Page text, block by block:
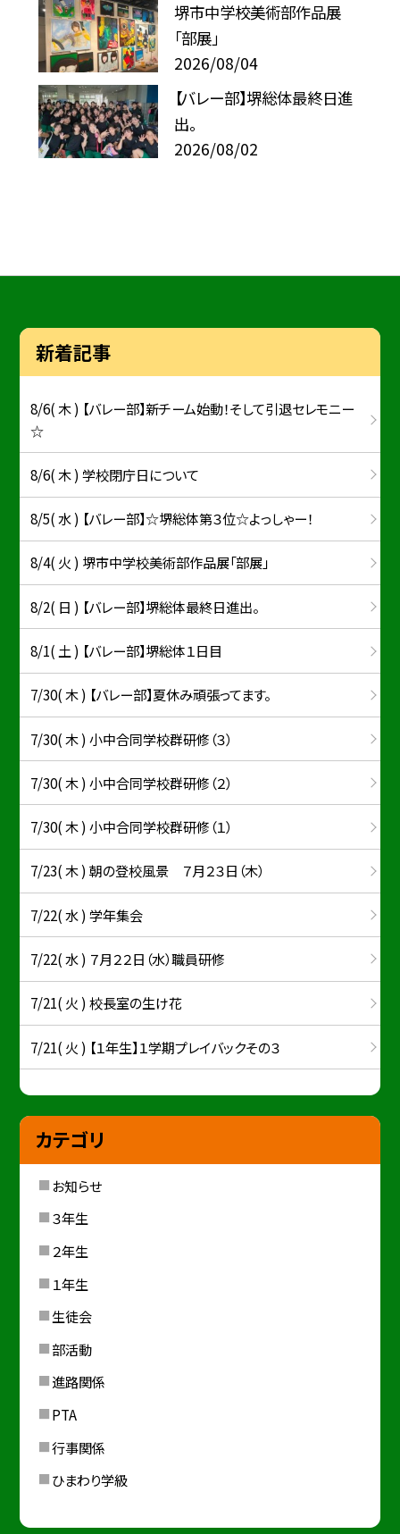
堺市中学校美術部作品展
「部展」
2026/08/04
【バレー部】堺総体最終日進
出。
2026/08/02
新着記事
8/6( 木 ) 【バレー部】新チーム始動！そして引退セレモニー
☆
8/6( 木 ) 学校閉庁日について
8/5( 水 ) 【バレー部】☆堺総体第３位☆よっしゃー！
8/4( 火 ) 堺市中学校美術部作品展「部展」
8/2( 日 ) 【バレー部】堺総体最終日進出。
8/1( 土 ) 【バレー部】堺総体１日目
7/30( 木 ) 【バレー部】夏休み頑張ってます。
7/30( 木 ) 小中合同学校群研修（３）
7/30( 木 ) 小中合同学校群研修（２）
7/30( 木 ) 小中合同学校群研修（１）
7/23( 木 ) 朝の登校風景 ７月２３日（木）
7/22( 水 ) 学年集会
7/22( 水 ) ７月２２日（水）職員研修
7/21( 火 ) 校長室の生け花
7/21( 火 ) 【１年生】１学期プレイバックその３
カテゴリ
お知らせ
３年生
２年生
１年生
生徒会
部活動
進路関係
PTA
行事関係
ひまわり学級